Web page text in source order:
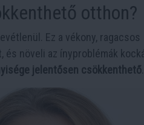
otthon?
Ez a vékony, ragacsos
növeli az ínyproblémák
jelentősen csökkenthető